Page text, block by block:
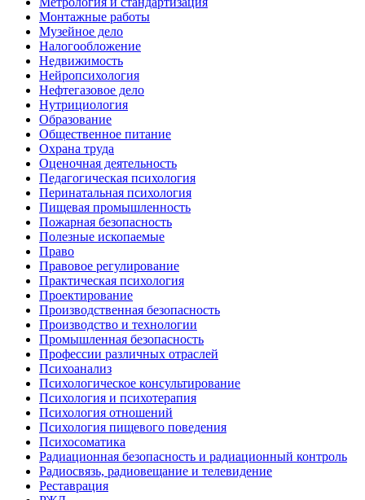
Монтажные работы
Музейное дело
Налогообложение
Недвижимость
Нейропсихология
Нефтегазовое дело
Нутрициология
Образование
Общественное питание
Охрана труда
Оценочная деятельность
Педагогическая психология
Перинатальная психология
Пищевая промышленность
Пожарная безопасность
Полезные ископаемые
Право
Правовое регулирование
Практическая психология
Проектирование
Производственная безопасность
Производство и технологии
Промышленная безопасность
Профессии различных отраслей
Психоанализ
Психологическое консультирование
Психология и психотерапия
Психология отношений
Психология пищевого поведения
Психосоматика
Радиационная безопасность и радиационный контроль
Радиосвязь, радиовещание и телевидение
Реставрация